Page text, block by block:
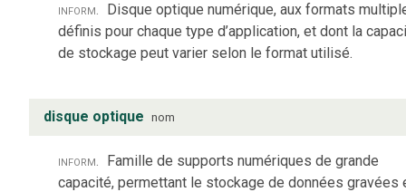
inform. Disque optique numérique, aux formats
définis pour chaque type d’application, et dont la
de stockage peut varier selon le format utilisé.
disque optique nom
inform. Famille de supports numériques de grande
capacité, permettant le stockage de données gravées